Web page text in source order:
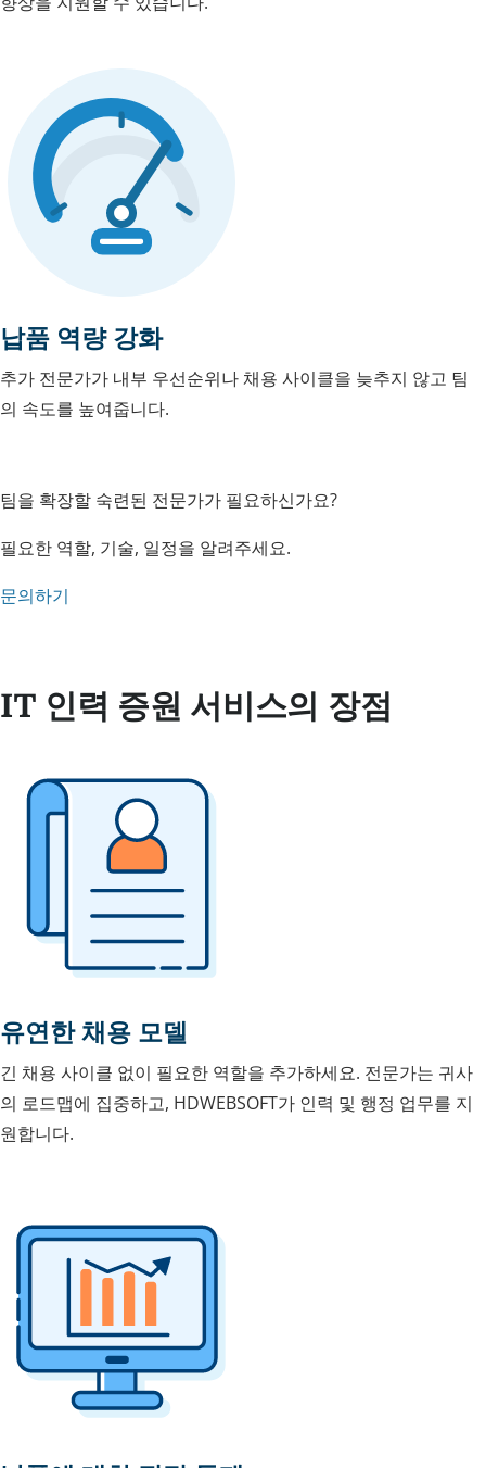
납품 역량 강화
추가 전문가가 내부 우선순위나 채용 사이클을 늦추지 않고 팀
의 속도를 높여줍니다.
팀을 확장할 숙련된 전문가가 필요하신가요?
필요한 역할, 기술, 일정을 알려주세요.
문의하기
IT 인력 증원 서비스의 장점
유연한 채용 모델
긴 채용 사이클 없이 필요한 역할을 추가하세요. 전문가는 귀사
의 로드맵에 집중하고, HDWEBSOFT가 인력 및 행정 업무를 지
원합니다.